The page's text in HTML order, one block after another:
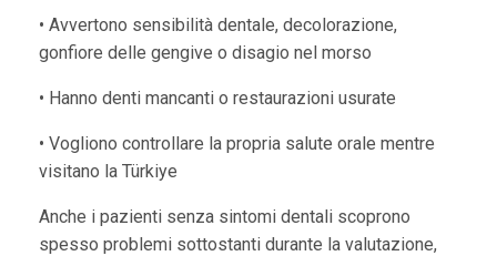
• Avvertono sensibilità dentale, decolorazione,
gonfiore delle gengive o disagio nel morso
• Hanno denti mancanti o restaurazioni usurate
• Vogliono controllare la propria salute orale mentre
visitano la Türkiye
Anche i pazienti senza sintomi dentali scoprono
spesso problemi sottostanti durante la valutazione,